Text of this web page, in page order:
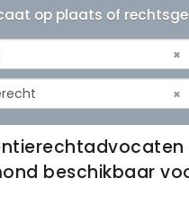
op plaats of
×
×
beschikbaar